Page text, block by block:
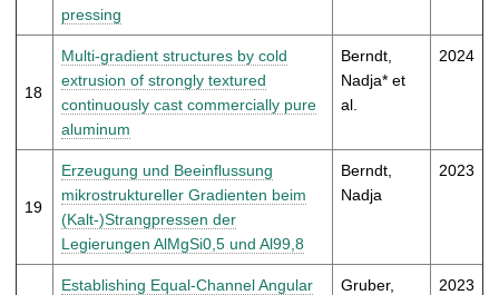
pressing
18
Multi-gradient structures by cold
extrusion of strongly textured
continuously cast commercially pure
aluminum
Berndt,
Nadja* et
al.
2024
19
Erzeugung und Beeinflussung
mikrostruktureller Gradienten beim
(Kalt-)Strangpressen der
Legierungen AlMgSi0,5 und Al99,8
Berndt,
Nadja
2023
Establishing Equal-Channel Angular
Gruber,
2023